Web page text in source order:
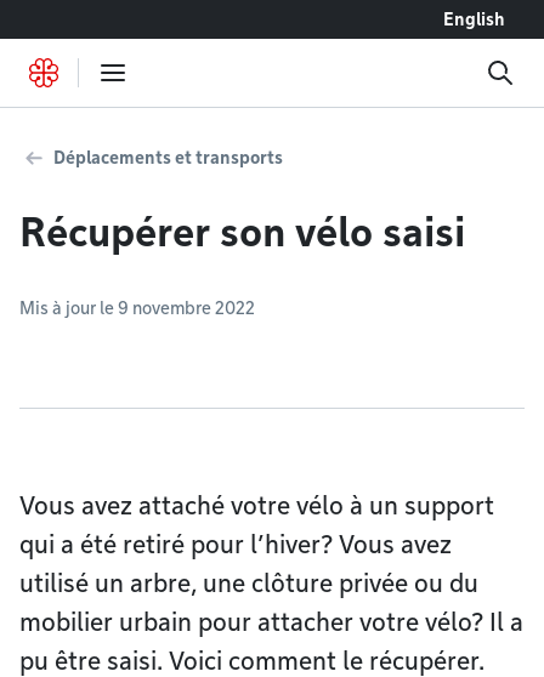
English
Déplacements et transports
Récupérer son vélo saisi
Mis à jour le 9 novembre 2022
Vous avez attaché votre vélo à un support
qui a été retiré pour l’hiver? Vous avez
utilisé un arbre, une clôture privée ou du
mobilier urbain pour attacher votre vélo? Il a
pu être saisi. Voici comment le récupérer.